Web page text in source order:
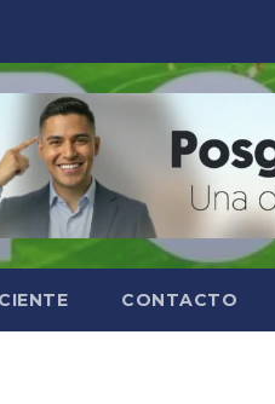
CONTACTO